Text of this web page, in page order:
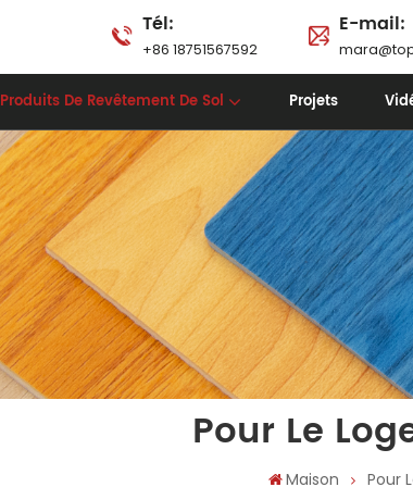
Tél:
+86 18751567592
E-mail:
Produits De Revêtement De Sol Projets
Pour Le
Maison Pour